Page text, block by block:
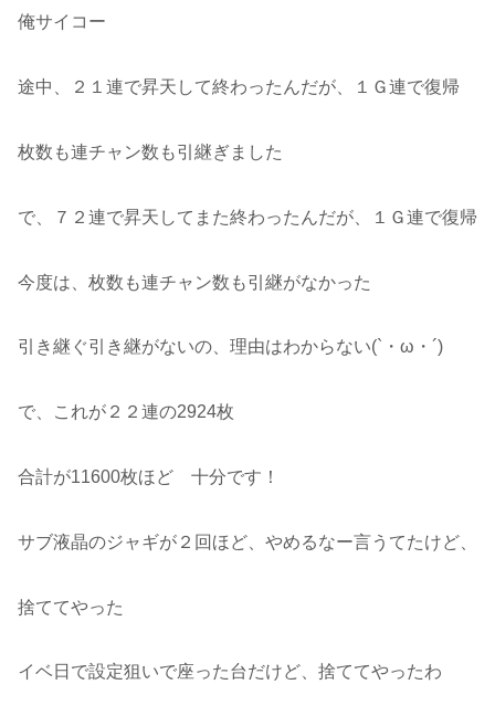
俺サイコー
途中、２１連で昇天して終わったんだが、１Ｇ連で復帰
枚数も連チャン数も引継ぎました
で、７２連で昇天してまた終わったんだが、１Ｇ連で復帰
今度は、枚数も連チャン数も引継がなかった
引き継ぐ引き継がないの、理由はわからない(`・ω・´)
で、これが２２連の2924枚
合計が11600枚ほど 十分です！
サブ液晶のジャギが２回ほど、やめるなー言うてたけど、
捨ててやった
イベ日で設定狙いで座った台だけど、捨ててやったわ